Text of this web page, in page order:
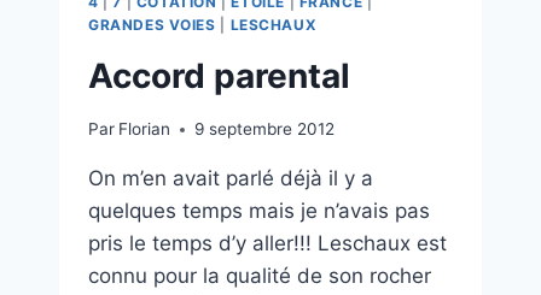
GRANDES VOIES
LESCHAUX
Accord parental
Par Florian 9 septembre 2012
On m’en avait parlé déjà il y a
quelques temps mais je n’avais pas
pris le temps d’y aller!!! Leschaux est
connu pour la qualité de son rocher